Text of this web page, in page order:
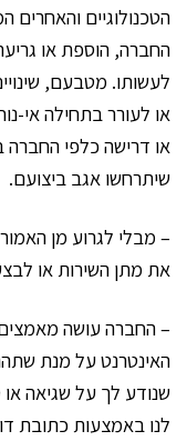
הטכנולוגיים
החברה, הוספת או
לעשותו. מטבעם,
או לעורר בתחילה אי-
או דרישה כלפי החברה
שיתרחשו אגב ביצועם.
– מבלי לגרוע מן
את מתן השירות או
– החברה עושה
האינטרנט על מנת
שנודע לך על שגיאה